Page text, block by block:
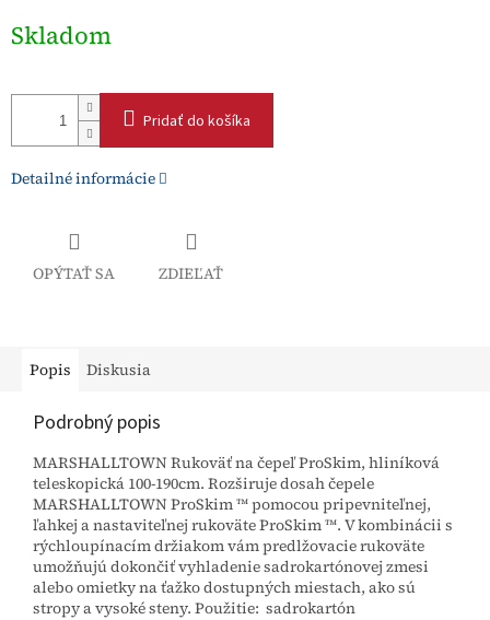
cena:
Skladom
Pridať do košíka
Detailné informácie
OPÝTAŤ SA ZDIEĽAŤ
Popis Diskusia
Podrobný popis
MARSHALLTOWN Rukoväť na čepeľ ProSkim, hliníková
teleskopická 100-190cm. Rozširuje dosah čepele
MARSHALLTOWN ProSkim ™ pomocou pripevniteľnej,
ľahkej a nastaviteľnej rukoväte ProSkim ™. V kombinácii s
rýchloupínacím držiakom vám predlžovacie rukoväte
umožňujú dokončiť vyhladenie sadrokartónovej zmesi
alebo omietky na ťažko dostupných miestach, ako sú
stropy a vysoké steny. Použitie: sadrokartón